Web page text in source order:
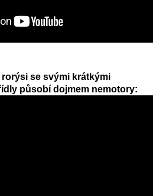
se svými krátkými
působí dojmem nemotory: